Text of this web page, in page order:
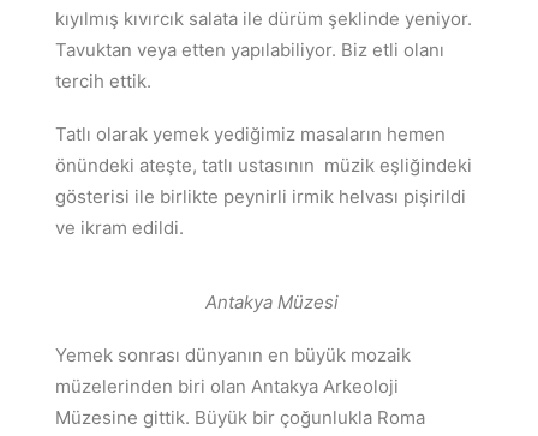
kıyılmış kıvırcık salata ile dürüm şeklinde yeniyor.
Tavuktan veya etten yapılabiliyor. Biz etli olanı
tercih ettik.
Tatlı olarak yemek yediğimiz masaların hemen
önündeki ateşte, tatlı ustasının müzik eşliğindeki
gösterisi ile birlikte peynirli irmik helvası pişirildi
ve ikram edildi.
Antakya Müzesi
Yemek sonrası dünyanın en büyük mozaik
müzelerinden biri olan Antakya Arkeoloji
Müzesine gittik. Büyük bir çoğunlukla Roma